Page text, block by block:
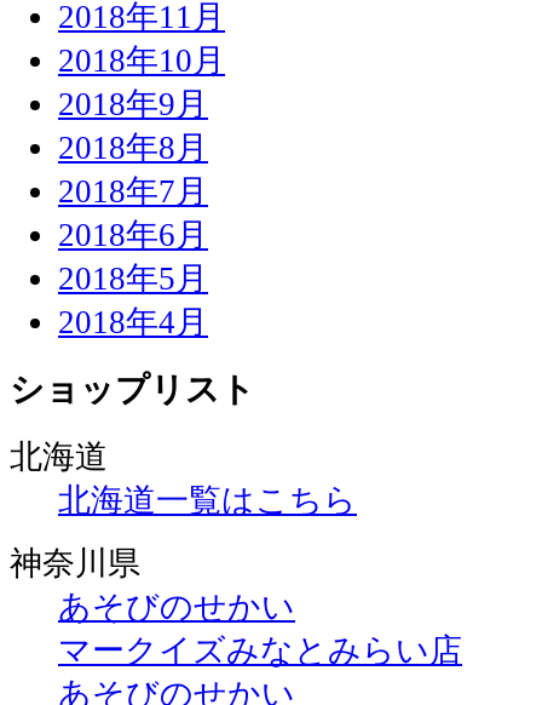
2018年11月
2018年10月
2018年9月
2018年8月
2018年7月
2018年6月
2018年5月
2018年4月
ショップリスト
北海道
北海道一覧はこちら
神奈川県
あそびのせかい
マークイズみなとみらい店
あそびのせかい